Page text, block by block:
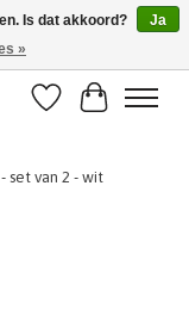
Verlanglijst
set van 2 - wit
Is dat akkoord?
Ja
»